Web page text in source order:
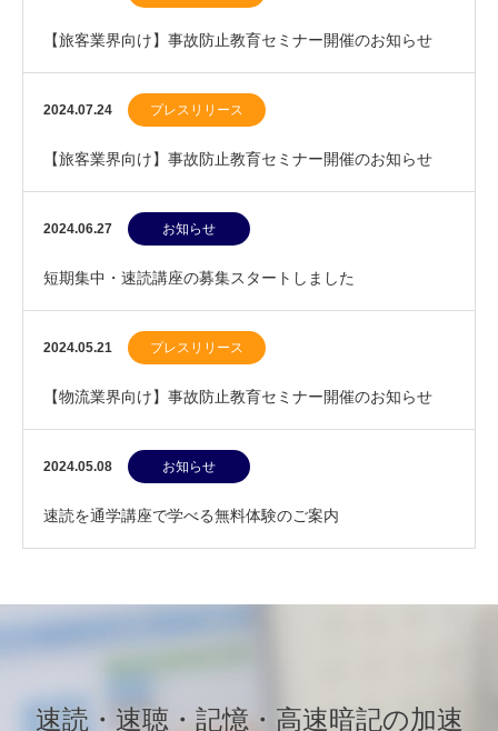
【旅客業界向け】事故防止教育セミナー開催のお知らせ
（8/29）
2024.07.24 プレスリリース
【旅客業界向け】事故防止教育セミナー開催のお知らせ
（7/24）
2024.06.27 お知らせ
短期集中・速読講座の募集スタートしました
2024.05.21 プレスリリース
【物流業界向け】事故防止教育セミナー開催のお知らせ
（5/23）
2024.05.08 お知らせ
速読を通学講座で学べる無料体験のご案内
速読・速聴・記憶・高速暗記の加速